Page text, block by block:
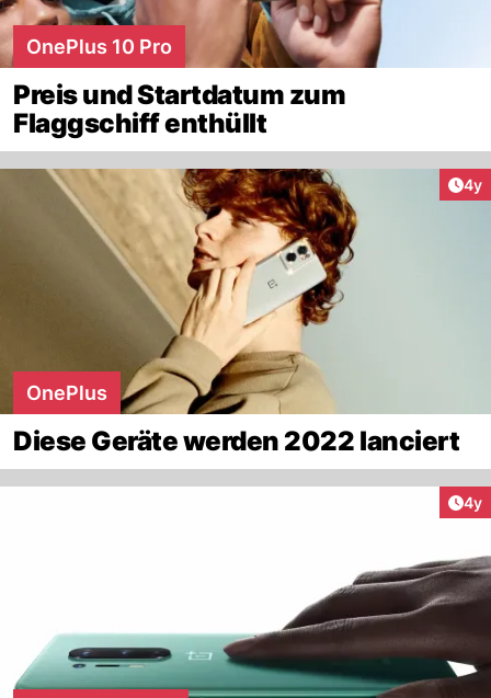
OnePlus 10 Pro
Preis und Startdatum zum
Flaggschiff enthüllt
4y
OnePlus
Diese Geräte werden 2022 lanciert
4y